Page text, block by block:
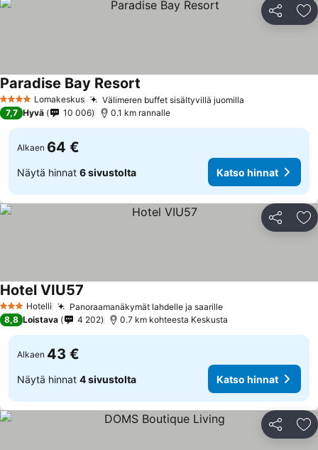
Jaa
4 TähtiluokitusLomakeskus Välimeren buffet sisältyvillä juomilla
Paradise Bay Resort
7,7 Hyvä 10 006 0.1 km rannalle
Alkaen 64 €
Näytä hinnat 6 sivustolta Katso hinnat
Jaa
3 Tähtiluokitus
Hotelli Panoraamanäkymät lahdelle ja saarille
Hotel VIU57
8,8 Loistava 4 202 0.7 km kohteesta Keskusta
Alkaen 43 €
Näytä hinnat 4 sivustolta Katso hinnat
Jaa